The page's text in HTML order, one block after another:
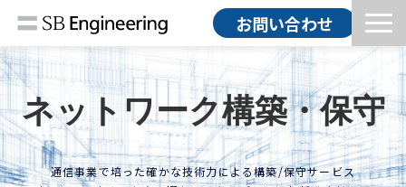
お問い合わせ
HOME
ソリューション
導入事例
コラム
ネットワーク構築・保守
通信事業で培った確かな技術力による構築/保守サービス